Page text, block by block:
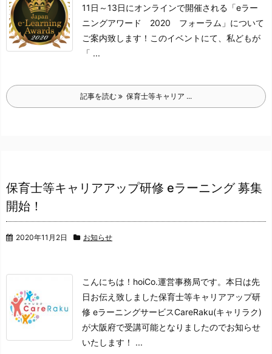
11日～13日にオンラインで開催される 「eラー
ニングアワード 2020 フォーラム」について
ご案内致します！ このイベントにて、私どもが
「 ...
記事を読む 保育士等キャリア ...
保育士等キャリアアップ研修 eラーニング 募集
開始！
2020年11月2日 お知らせ
こんにちは！hoiCo.運営事務局です。 本日は先
日お伝え致しました保育士等キャリアアップ研
修 eラーニングサービスCareRaku(キャリラク)
が大阪府で受講可能となりましたのでお知らせ
いたします！ ...